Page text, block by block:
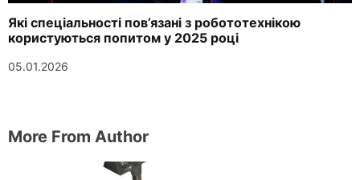
Які спеціальності пов’язані з робототехнікою
користуються попитом у 2025 році
05.01.2026
More From Author